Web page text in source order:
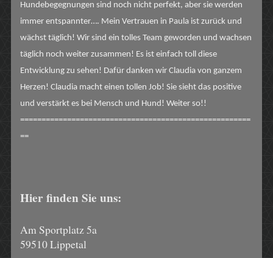
Hundebegegnungen sind noch nicht perfekt, aber sie werden
immer entspannter…. Mein Vertrauen in Paula ist zurück und
wächst täglich! Wir sind ein tolles Team geworden und wachsen
täglich noch weiter zusammen! Es ist einfach toll diese
Entwicklung zu sehen! Dafür danken wir Claudia von ganzem
Herzen! Claudia macht einen tollen Job! Sie sieht das positive
und verstärkt es bei Mensch und Hund! Weiter so!!
======================================================
==
Hier finden Sie uns:
Am Sportplatz5a
59510Lippetal